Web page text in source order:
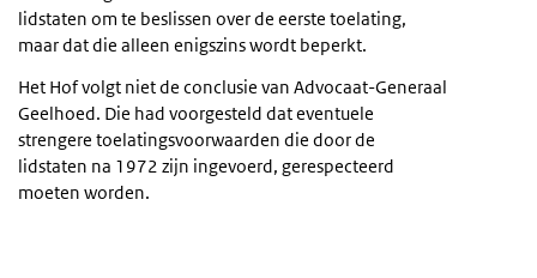
lidstaten om te beslissen over de eerste toelating,
maar dat die alleen enigszins wordt beperkt.
Het Hof volgt niet de conclusie van Advocaat-Generaal
Geelhoed. Die had voorgesteld dat eventuele
strengere toelatingsvoorwaarden die door de
lidstaten na 1972 zijn ingevoerd, gerespecteerd
moeten worden.